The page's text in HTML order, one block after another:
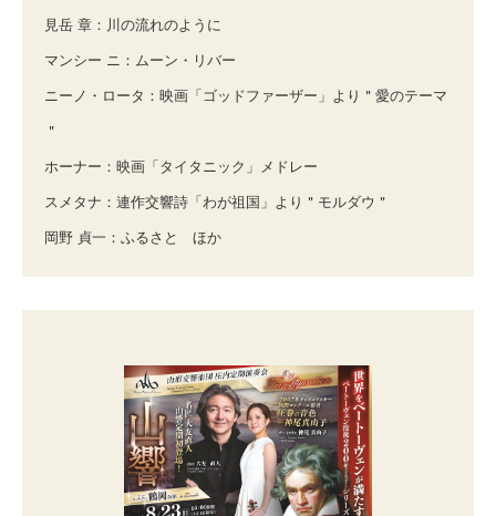
見岳 章：川の流れのように
マンシー ニ：ムーン・リバー
ニーノ・ロータ：映画「ゴッドファーザー」より＂愛のテーマ
＂
ホーナー：映画「タイタニック」メドレー
スメタナ：連作交響詩「わが祖国」より＂モルダウ＂
岡野 貞一：ふるさと ほか